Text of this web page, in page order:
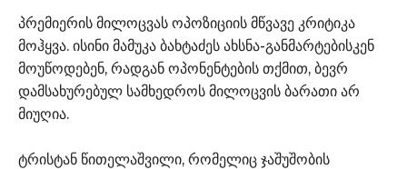
პრემიერის მილოცვას ოპოზიციის მწვავე კრიტიკა
მოჰყვა. ისინი მამუკა ბახტაძეს ახსნა-განმარტებისკენ
მოუწოდებენ, რადგან ოპონენტების თქმით, ბევრ
დამსახურებულ სამხედროს მილოცვის ბარათი არ
მიუღია.
ტრისტან წითელაშვილი, რომელიც ჯაშუშობის